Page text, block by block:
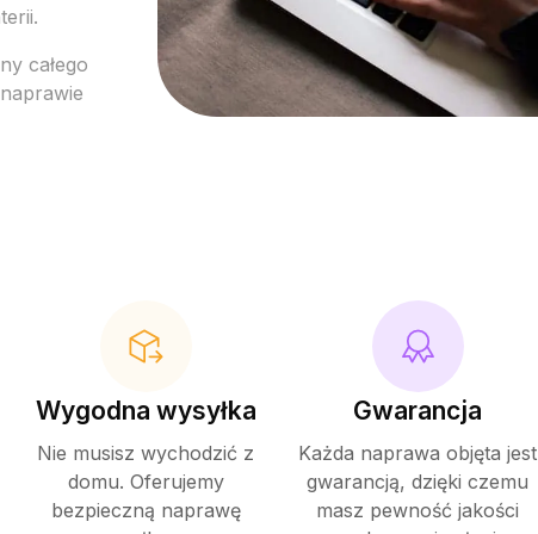
całego
Wygodna wysyłka
Nie musisz wychodzić z
domu. Oferujemy
bezpieczną naprawę
Gwarancja
Każda naprawa objęta jest
gwarancją, dzięki czemu
masz pewność jakości